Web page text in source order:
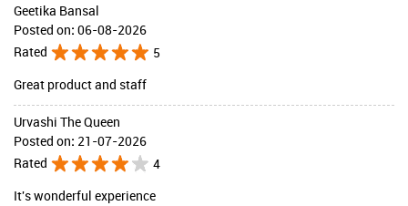
Geetika Bansal
Posted on: 06-08-2026
Rated
5
Great product and staff
Urvashi The Queen
Posted on: 21-07-2026
Rated
4
It's wonderful experience